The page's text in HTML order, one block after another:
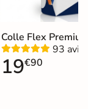
Colle Flex
93 avis
19€90